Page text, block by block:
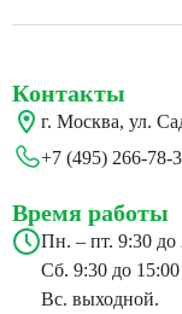
Контакты
г. Москва, ул.
+7 (495) 266-78-
Время работы
Пн. – пт. 9:30 до
Сб. 9:30 до 15:00
Вс. выходной.